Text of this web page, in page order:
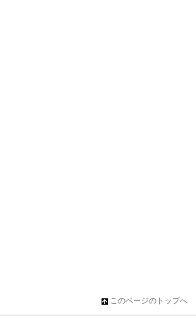
このページのトップへ